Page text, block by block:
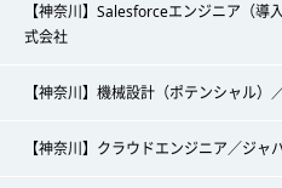
【神奈川】Salesforceエンジニア（導
式会社
【神奈川】機械設計（ポテンシャル）
【神奈川】クラウドエンジニア／ジャ